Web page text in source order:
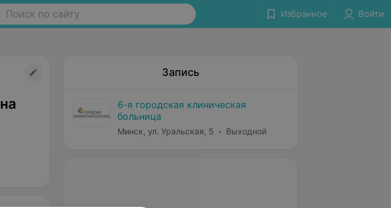
Поиск по сайту Избранное Войти
Запись
6-я городская клиническая
больница
Минск, ул. Уральская, 5 Выходной